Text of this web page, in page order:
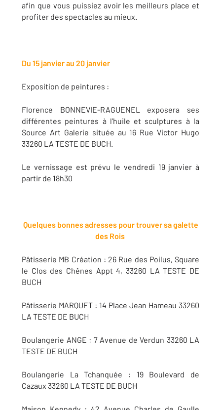
afin que vous puissiez avoir les meilleurs place et
profiter des spectacles au mieux.
Du 15 janvier au 20 janvier
Exposition de peintures :
Florence BONNEVIE-RAGUENEL exposera ses
différentes peintures à l’huile et sculptures à la
Source Art Galerie située au 16 Rue Victor Hugo
33260 LA TESTE DE BUCH.
Le vernissage est prévu le vendredi 19 janvier à
partir de 18h30
Quelques bonnes adresses pour trouver sa galette
des Rois
Pâtisserie MB Création : 26 Rue des Poilus, Square
le Clos des Chênes Appt 4, 33260 LA TESTE DE
BUCH
Pâtisserie MARQUET : 14 Place Jean Hameau 33260
LA TESTE DE BUCH
Boulangerie ANGE : 7 Avenue de Verdun 33260 LA
TESTE DE BUCH
Boulangerie La Tchanquée : 19 Boulevard de
Cazaux 33260 LA TESTE DE BUCH